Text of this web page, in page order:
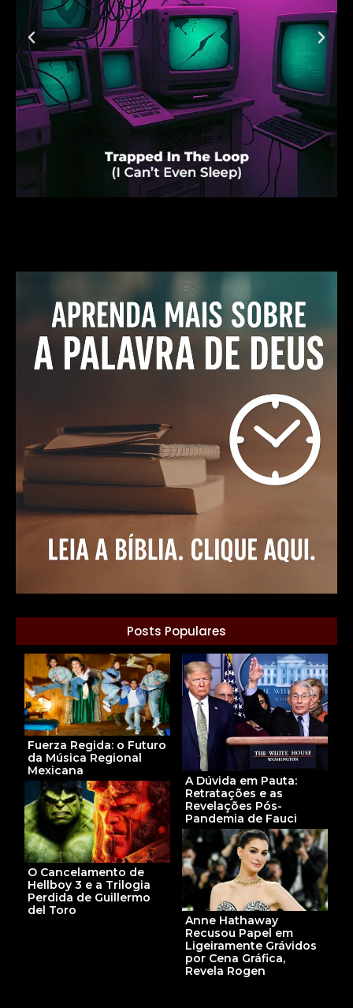
Posts Populares
Fuerza Regida: o Futuro
da Música Regional
Mexicana
A Dúvida em Pauta:
Retratações e as
Revelações Pós-
Pandemia de Fauci
O Cancelamento de
Hellboy 3 e a Trilogia
Perdida de Guillermo
del Toro
Anne Hathaway
Recusou Papel em
Ligeiramente Grávidos
por Cena Gráfica,
Revela Rogen